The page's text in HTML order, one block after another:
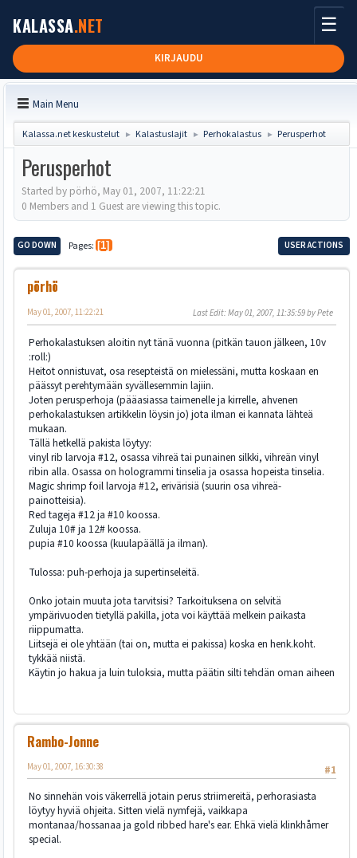
KALASSA.NET
KIRJAUDU
☰
Main Menu
Kalassa.net keskustelut ► Kalastuslajit ► Perhokalastus ► Perusperhot
Perusperhot
Started by pörhö, May 01, 2007, 11:22:21
0 Members and 1 Guest are viewing this topic.
GO DOWN Pages 1 USER ACTIONS
pörhö
May 01, 2007, 11:22:21 Last Edit: May 01, 2007, 11:35:59 by Pete
Perhokalastuksen aloitin nyt tänä vuonna (pitkän tauon jälkeen, 10v
:roll:)
Heitot onnistuvat, osa resepteistä on mielessäni, mutta koskaan en
päässyt perehtymään syvällesemmin lajiin.
Joten perusperhoja (pääasiassa taimenelle ja kirrelle, ahvenen
perhokalastuksen artikkelin löysin jo) jota ilman ei kannata lähteä
mukaan.
Tällä hetkellä pakista löytyy:
vinyl rib larvoja #12, osassa vihreä tai punainen silkki, vihreän vinyl
ribin alla. Osassa on hologrammi tinselia ja osassa hopeista tinselia.
Magic shrimp foil larvoja #12, erivärisiä (suurin osa vihreä-
painotteisia).
Red tageja #12 ja #10 koossa.
Zuluja 10# ja 12# koossa.
pupia #10 koossa (kuulapäällä ja ilman).
Tulossa: puh-perhoja ja supertinseleitä.
Onko jotain muuta jota tarvitsisi? Tarkoituksena on selvitä
ympärivuoden tietyllä pakilla, jota voi käyttää melkein paikasta
riippumatta.
Liitsejä ei ole yhtään (tai on, mutta ei pakissa) koska en henk.koht.
tykkää niistä.
Käytin jo hakua ja luin tuloksia, mutta päätin silti tehdän oman aiheen
Rambo-Jonne
#1
May 01, 2007, 16:30:38
No sinnehän vois väkerrellä jotain perus striimereitä, perhorasiasta
löytyy hyviä ohjeita. Sitten vielä nymfejä, vaikkapa
montanaa/hossanaa ja gold ribbed hare's ear. Ehkä vielä klinkhåmer
special.